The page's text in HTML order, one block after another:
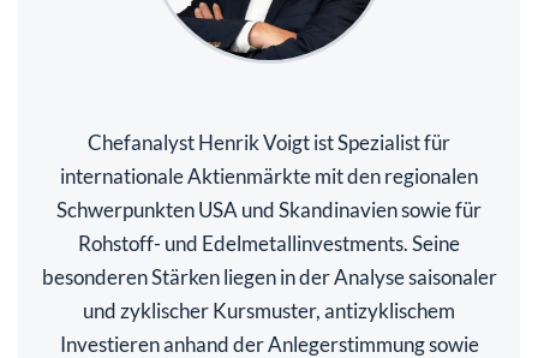
Chefanalyst Henrik Voigt ist Spezialist für
internationale Aktienmärkte mit den regionalen
Schwerpunkten USA und Skandinavien sowie für
Rohstoff- und Edelmetallinvestments. Seine
besonderen Stärken liegen in der Analyse saisonaler
und zyklischer Kursmuster, antizyklischem
Investieren anhand der Anlegerstimmung sowie